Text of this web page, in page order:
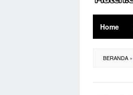
Home
BERANDA »